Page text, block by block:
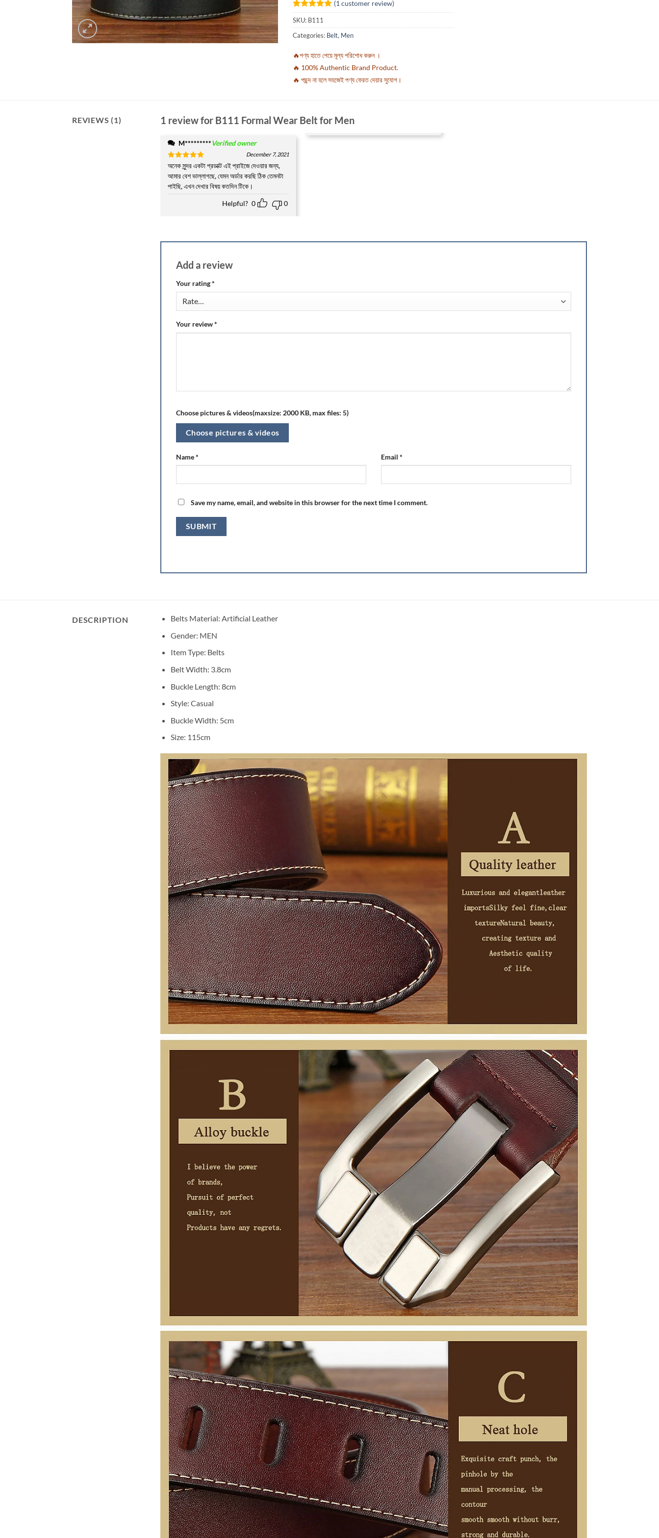
Rated5
out of 5
based on
1
customer
(1 customer review)
SKU: B111
Categories: Belt, Men
🔥পণ্য হাতে পেয়ে মূল্য পরিশোধ করুন ।
🔥 100% Authentic Brand Product.
🔥 পছন্দ না হলে সহজেই পণ্য ফেরত দেয়ার সুযোগ।
REVIEWS (1) 1 review for B111 Formal Wear Belt for Men
M*********Verified owner
Rated5
out of 5
December 7, 2021
অনেক সুন্দর একটা প্রডাক্ট এই প্রাইজে দেওয়ার জন্য,
আমার বেশ ভাল্লাগছে, যেমন অর্ডার করছি ঠিক তেমনটা
পাইছি, এখন দেখার বিষয় কতদিন টিকে।
Helpful? 0 0
Add a review
Your rating*
Your review*
Choose pictures & videos(maxsize: 2000 KB, max files: 5)
Choose pictures & videos
Name* Email *
Save my name, email, and website in this browser for the next time I comment.
DESCRIPTION Belts Material: Artificial Leather
Gender: MEN
Item Type: Belts
Belt Width: 3.8cm
Buckle Length: 8cm
Style: Casual
Buckle Width: 5cm
Size: 115cm